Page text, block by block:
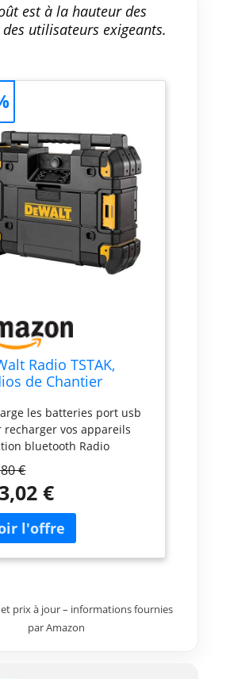
est à la hauteur des
utilisateurs exigeants.
Radio TSTAK,
de Chantier
les batteries port usb
recharger vos appareils
bluetooth Radio
€
€
prix à jour – informations fournies
par Amazon